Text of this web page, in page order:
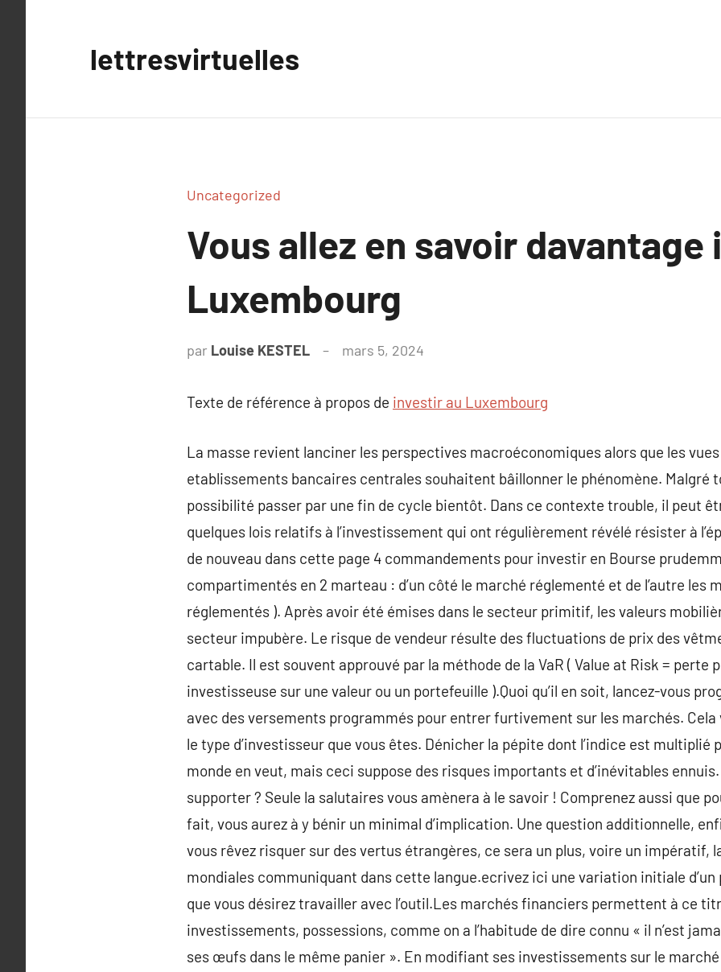
lettresvirtuelles
Uncategorized
Vous allez en savoir davantage
Luxembourg
par Louise KESTEL mars 5, 2024
Texte de référence à propos de investir au Luxembourg
La masse revient lanciner les perspectives macroéconomiques alors que les
etablissements bancaires centrales souhaitent bâillonner le phénomène. Malgré
possibilité passer par une fin de cycle bientôt. Dans ce contexte trouble, il peut
quelques lois relatifs à l’investissement qui ont régulièrement révélé résister à
de nouveau dans cette page 4 commandements pour investir en Bourse
compartimentés en 2 marteau : d’un côté le marché réglementé et de l’autre les
réglementés ). Après avoir été émises dans le secteur primitif, les valeurs
secteur impubère. Le risque de vendeur résulte des fluctuations de prix des
cartable. Il est souvent approuvé par la méthode de la VaR ( Value at Risk = perte
investisseuse sur une valeur ou un portefeuille ).Quoi qu’il en soit, lancez-vous
avec des versements programmés pour entrer furtivement sur les marchés.
le type d’investisseur que vous êtes. Dénicher la pépite dont l’indice est multiplié
monde en veut, mais ceci suppose des risques importants et d’inévitables
supporter ? Seule la salutaires vous amènera à le savoir ! Comprenez aussi que
fait, vous aurez à y bénir un minimal d’implication. Une question additionnelle,
vous rêvez risquer sur des vertus étrangères, ce sera un plus, voire un impératif,
mondiales communiquant dans cette langue.ecrivez ici une variation initiale d’un
que vous désirez travailler avec l’outil.Les marchés financiers permettent à ce
investissements, possessions, comme on a l’habitude de dire connu « il n’est
ses œufs dans le même panier ». En modifiant ses investissements sur le